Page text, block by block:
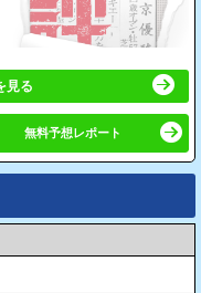
見る
無料予想レポート